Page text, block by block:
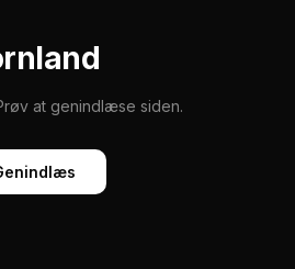
at genindlæse siden.